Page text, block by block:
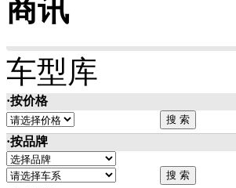
商讯
车型库
·按价格
·按品牌